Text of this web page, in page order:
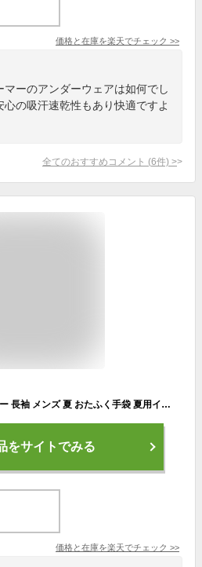
価格と在庫を楽天でチェック >>
マーのアンダーウェアは如何でし
心の吸汗速乾性もあり快適ですよ
全てのおすすめコメント (6件) >
【メール便対応】冷感インナー 長袖 メンズ 夏 おたふく手袋 夏用インナー アンダーシャツ インナー 接触冷感 消臭 吸水 吸汗 速乾 肌着 長袖シャツ ストレッチ 作業着 作業服 ゴルフ コンプレッション ハイネック 下着 大きいサイズ ボディータフネス JW-625 ランニング
をサイトでみる
価格と在庫を楽天でチェック >>